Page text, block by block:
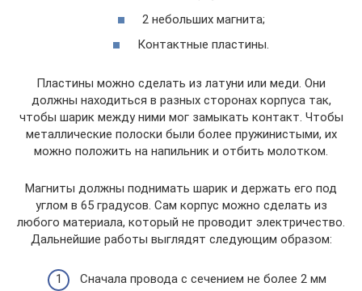
2 небольших магнита;
Контактные пластины.
Пластины можно сделать из латуни или меди. Они
должны находиться в разных сторонах корпуса так,
чтобы шарик между ними мог замыкать контакт. Чтобы
металлические полоски были более пружинистыми, их
можно положить на напильник и отбить молотком.
Магниты должны поднимать шарик и держать его под
углом в 65 градусов. Сам корпус можно сделать из
любого материала, который не проводит электричество.
Дальнейшие работы выглядят следующим образом:
Сначала провода с сечением не более 2 мм